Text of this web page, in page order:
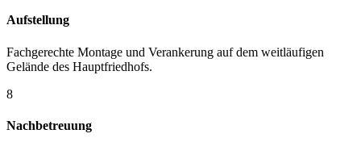
Aufstellung
Fachgerechte Montage und Verankerung auf dem weitläufigen
Gelände des Hauptfriedhofs.
8
Nachbetreuung